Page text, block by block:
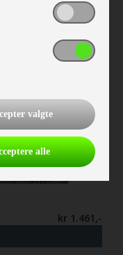
kr 1.461,-
valgte
alle